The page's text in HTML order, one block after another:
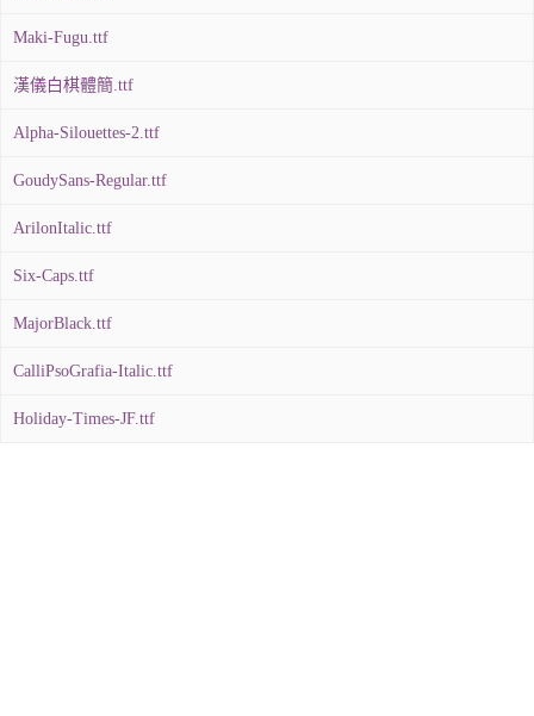
Maki-Fugu.ttf
漢儀白棋體簡.ttf
Alpha-Silouettes-2.ttf
GoudySans-Regular.ttf
ArilonItalic.ttf
Six-Caps.ttf
MajorBlack.ttf
CalliPsoGrafia-Italic.ttf
Holiday-Times-JF.ttf